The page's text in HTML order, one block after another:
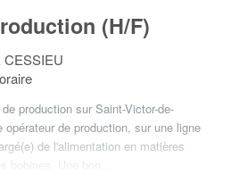
(H/F)
CESSIEU
production sur Saint-Victor-de-
de production, sur une ligne
de l'alimentation en matières
bobines. Une bon...